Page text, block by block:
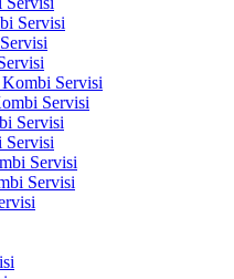
Servisi
Servisi
Servisi
Servisi
Servisi
Servisi
Servisi